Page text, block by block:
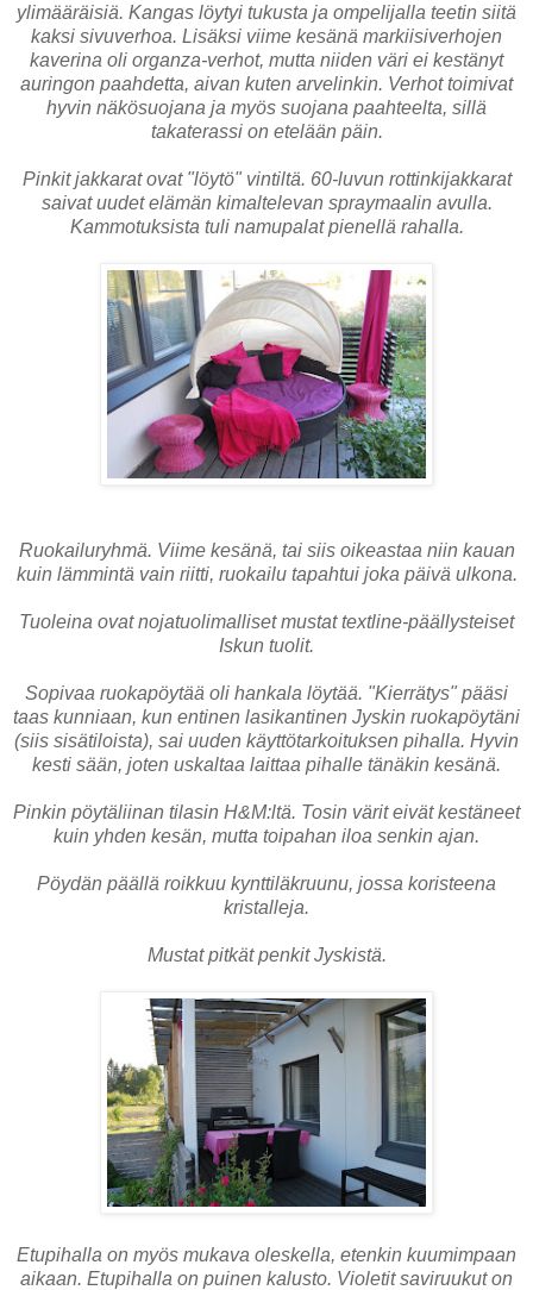
ylimääräisiä. Kangas löytyi tukusta ja ompelijalla teetin siitä
kaksi sivuverhoa. Lisäksi viime kesänä markiisiverhojen
kaverina oli organza-verhot, mutta niiden väri ei kestänyt
auringon paahdetta, aivan kuten arvelinkin. Verhot toimivat
hyvin näkösuojana ja myös suojana paahteelta, sillä
takaterassi on etelään päin.
Pinkit jakkarat ovat "löytö" vintiltä. 60-luvun rottinkijakkarat
saivat uudet elämän kimaltelevan spraymaalin avulla.
Kammotuksista tuli namupalat pienellä rahalla.
Ruokailuryhmä. Viime kesänä, tai siis oikeastaa niin kauan
kuin lämmintä vain riitti, ruokailu tapahtui joka päivä ulkona.
Tuoleina ovat nojatuolimalliset mustat textline-päällysteiset
Iskun tuolit.
Sopivaa ruokapöytää oli hankala löytää. "Kierrätys" pääsi
taas kunniaan, kun entinen lasikantinen Jyskin ruokapöytäni
(siis sisätiloista), sai uuden käyttötarkoituksen pihalla. Hyvin
kesti sään, joten uskaltaa laittaa pihalle tänäkin kesänä.
Pinkin pöytäliinan tilasin H&M:ltä. Tosin värit eivät kestäneet
kuin yhden kesän, mutta toipahan iloa senkin ajan.
Pöydän päällä roikkuu kynttiläkruunu, jossa koristeena
kristalleja.
Mustat pitkät penkit Jyskistä.
Etupihalla on myös mukava oleskella, etenkin kuumimpaan
aikaan. Etupihalla on puinen kalusto. Violetit saviruukut on